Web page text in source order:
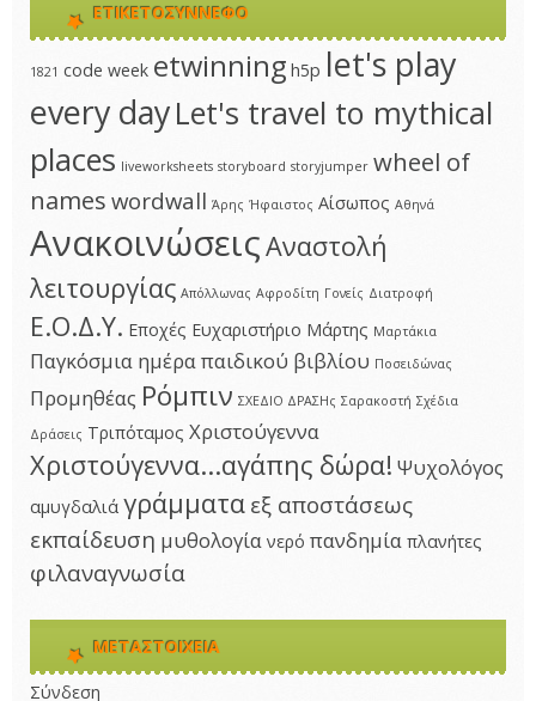
ΕΤΙΚΕΤΟΣΎΝΝΕΦΟ
1821 code week etwinning h5p let's play
every dayLet's travel to mythical
places liveworksheets storyboard storyjumper wheel of
names wordwall Άρης Ήφαιστος Αίσωπος Αθηνά
ΑνακοινώσειςΑναστολή
λειτουργίας Απόλλωνας Αφροδίτη Γονείς Διατροφή
Ε.Ο.Δ.Υ. Εποχές Ευχαριστήριο Μάρτης Μαρτάκια
Παγκόσμια ημέρα παιδικού βιβλίου Ποσειδώνας
Προμηθέας Ρόμπιν ΣΧΕΔΙΟ ΔΡΑΣΗς Σαρακοστή Σχέδια
Δράσεις Τριπόταμος Χριστούγεννα
Χριστούγεννα...αγάπης δώρα! Ψυχολόγος
αμυγδαλιά γράμματα εξ αποστάσεως
εκπαίδευση μυθολογία νερό πανδημία πλανήτες
φιλαναγνωσία
ΜΕΤΑΣΤΟΙΧΕΊΑ
Σύνδεση